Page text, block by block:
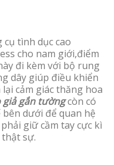
cụ tình dục cao
cho nam giới,điểm
đi kèm với bộ rung
dây giúp điều khiển
cảm giác thăng hoa
giả gắn tườngcòn có
dưới để quan hệ
giữ cầm tay cực kì
sự.